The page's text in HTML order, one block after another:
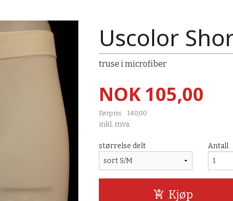
Uscolor
truse i microfiber
Tilbud
NOK105,00
Førpris: 140,00
Rabatt
inkl. mva.
størrelse delt Antall
Kjøp